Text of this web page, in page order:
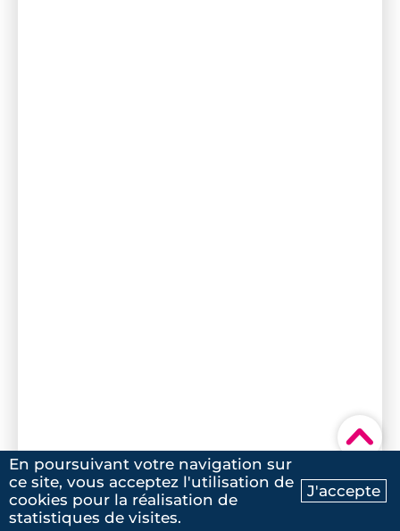
Ma recherche Contactez-nous
▾
En poursuivant votre navigation sur
ce site, vous acceptez l'utilisation de
cookies pour la réalisation de
statistiques de visites.
J'accepte